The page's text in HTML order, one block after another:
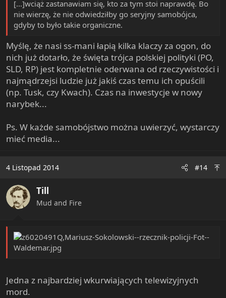
[...]wciąż zastanawiam się, kto za tym stoi naprawdę. Bo
nie wierzę, że nie odwiedziłby go seryjny samobójca,
gdyby to było takie organiczne.
Myślę, że nasi ss-mani łapią kilka klaczy za ogon, do
nich już dotarło, że święta trójca polskiej polityki (PO,
SLD, RP) jest kompletnie oderwana od rzeczywistości i
najmądrzejsi ludzie już jakiś czas temu ich opuścili
(np. Tusk, czy Kwach). Czas na inwestycje w nowy
narybek...
Ps. W każde samobójstwo można uwierzyć, wystarczy
mieć media...
4 Listopad 2014 #14
Till
Mud and Fire
Jedna z najbardziej wkurwiających telewizyjnych
mord.